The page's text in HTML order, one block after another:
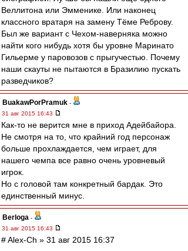
Веллитона или Эмменике. Или наконец
классного вратаря на замену Тёме Реброву.
Был же вариант с Чехом-наверняка можно
найти кого нибудь хотя бы уровне Маринато
Гильерме у паровозов с прыгучестью. Почему
наши скауты не пытаются в Бразилию пускать
разведчиков?
BuakawPorPramuk -
31 авг 2015 16:43
Как-то не верится мне в приход Адейбайора.
Не смотря на то, что крайний год персонаж
больше прохлаждается, чем играет, для
нашего чемпа все равно очень уровневый
игрок.
Но с головой там конкретный бардак. Это
единственный минус.
Berloga -
31 авг 2015 16:43
# Alex-Ch » 31 авг 2015 16:37